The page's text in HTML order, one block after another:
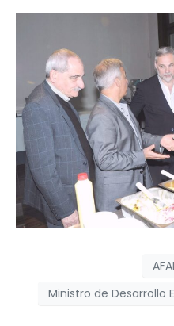
Ministro de Desarrollo